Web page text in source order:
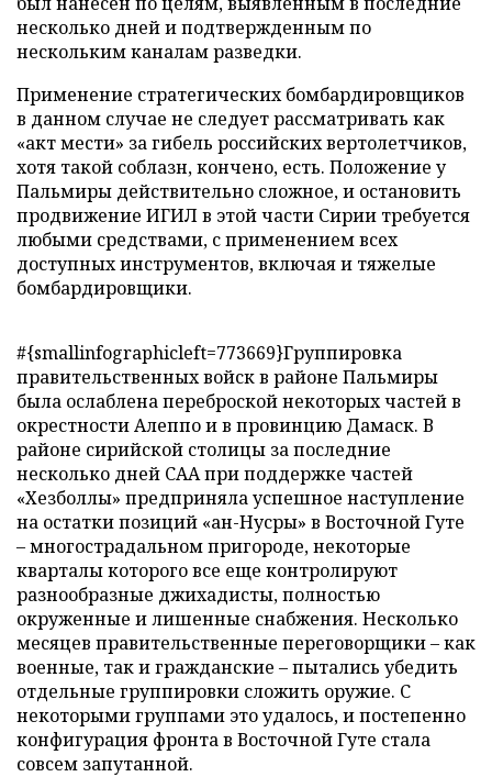
несколько дней и подтвержденным по
нескольким каналам разведки.
Применение стратегических бомбардировщиков
в данном случае не следует рассматривать как
«акт мести» за гибель российских вертолетчиков,
хотя такой соблазн, кончено, есть. Положение у
Пальмиры действительно сложное, и остановить
продвижение ИГИЛ в этой части Сирии требуется
любыми средствами, с применением всех
доступных инструментов, включая и тяжелые
бомбардировщики.
#{smallinfographicleft=773669}Группировка
правительственных войск в районе Пальмиры
была ослаблена переброской некоторых частей в
окрестности Алеппо и в провинцию Дамаск. В
районе сирийской столицы за последние
несколько дней САА при поддержке частей
«Хезболлы» предприняла успешное наступление
на остатки позиций «ан-Нусры» в Восточной Гуте
– многострадальном пригороде, некоторые
кварталы которого все еще контролируют
разнообразные джихадисты, полностью
окруженные и лишенные снабжения. Несколько
месяцев правительственные переговорщики – как
военные, так и гражданские – пытались убедить
отдельные группировки сложить оружие. С
некоторыми группами это удалось, и постепенно
конфигурация фронта в Восточной Гуте стала
совсем запутанной.